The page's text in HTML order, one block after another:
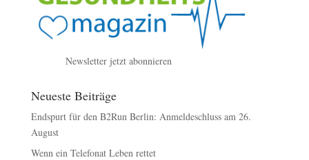
Newsletter jetzt abonnieren
Neueste Beiträge
Endspurt für den B2Run Berlin: Anmeldeschluss am 26.
August
Wenn ein Telefonat Leben rettet